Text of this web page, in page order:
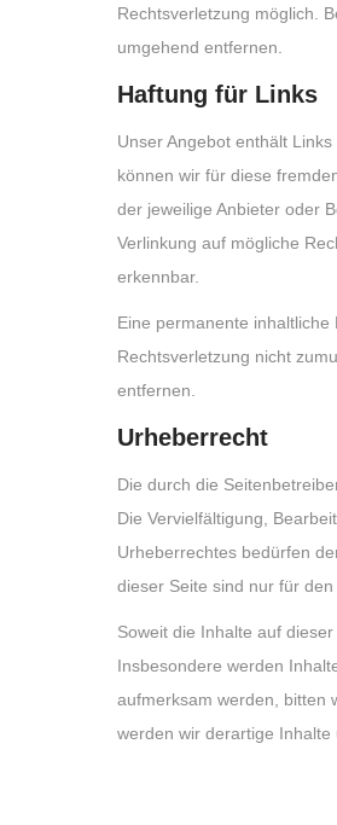
Rechtsverletzung möglich.
umgehend entfernen.
Haftung für Links
Unser Angebot enthält
können wir für diese
der jeweilige Anbieter oder
Verlinkung auf mögliche
erkennbar.
Eine permanente
Rechtsverletzung nicht
entfernen.
Urheberrecht
Die durch die
Die Vervielfältigung,
Urheberrechtes bedürfen
dieser Seite sind nur für
Soweit die Inhalte auf
Insbesondere werden
aufmerksam werden, bitten
werden wir derartige Inhalte